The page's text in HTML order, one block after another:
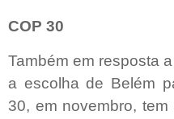
COP 30
Também em resposta
a escolha de Belém
30, em novembro,